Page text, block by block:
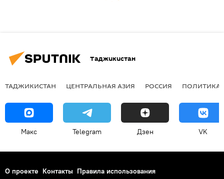
Таджикистан
ТАДЖИКИСТАН ЦЕНТРАЛЬНАЯ АЗИЯ РОССИЯ ПОЛИТИКА
Макс Telegram Дзен VK
О проекте Контакты Правила использования